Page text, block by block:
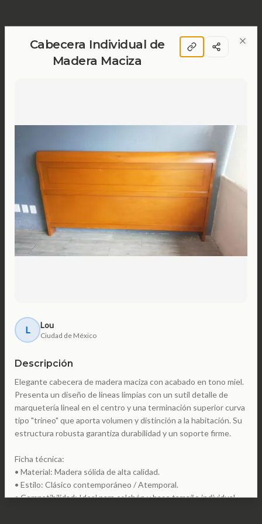
Cabecera Individual de
Madera Maciza
L Lou
Ciudad de México
Descripción
Elegante cabecera de madera maciza con acabado en tono miel.
Presenta un diseño de líneas limpias con un sutil detalle de
marquetería lineal en el centro y una terminación superior curva
tipo "trineo" que aporta volumen y distinción a la habitación. Su
estructura robusta garantiza durabilidad y un soporte firme.
Ficha técnica:
• Material: Madera sólida de alta calidad.
• Estilo: Clásico contemporáneo / Atemporal.
• Compatibilidad: Ideal para colchón y base tamaño individual.